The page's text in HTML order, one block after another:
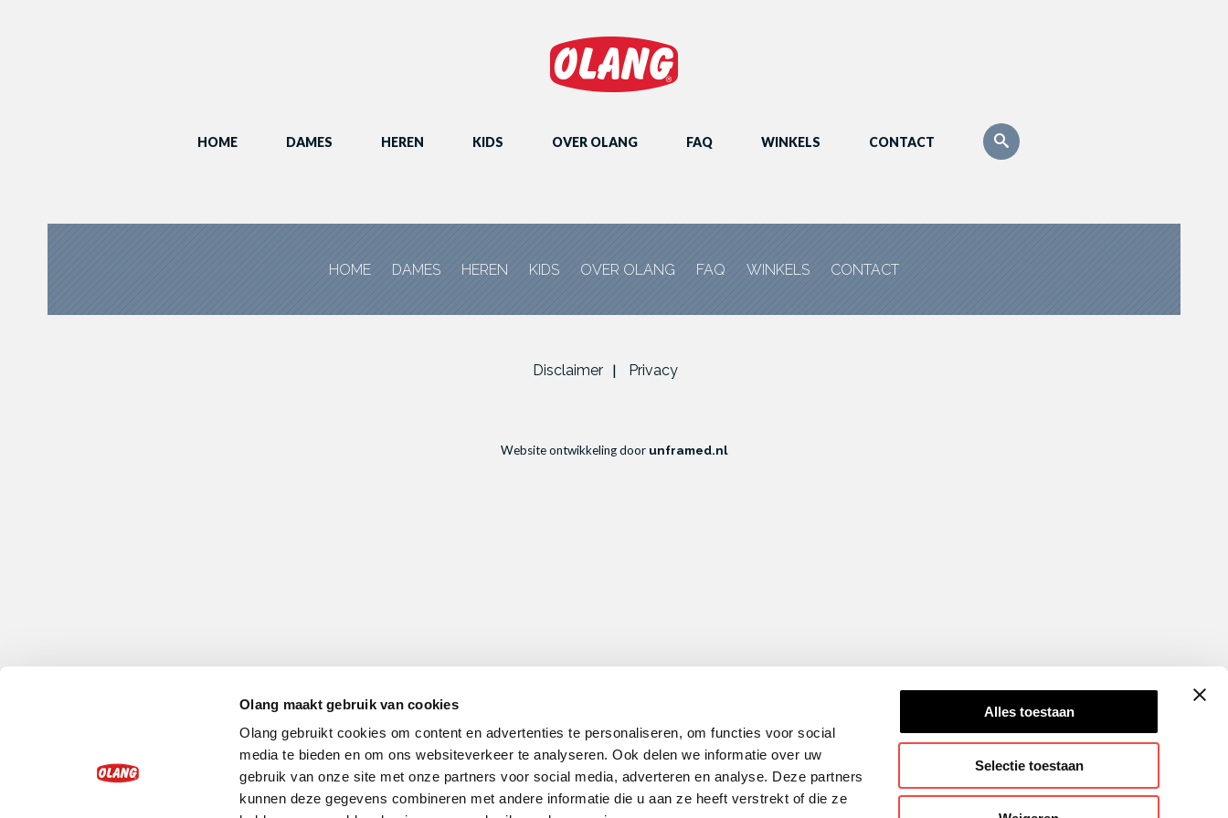
Olang maakt gebruik van cookies
Olang gebruikt cookies om content en advertenties te personaliseren, om functies voor social
media te bieden en om ons websiteverkeer te analyseren. Ook delen we informatie over uw
gebruik van onze site met onze partners voor social media, adverteren en analyse. Deze partners
kunnen deze gegevens combineren met andere informatie die u aan ze heeft verstrekt of die ze
Alles toestaan
Selectie toestaan
HOME DAMES HEREN KIDS OVER OLANG FAQ WINKELS CONTACT
HOME DAMES HEREN KIDS OVER OLANG FAQ WINKELS CONTACT
Disclaimer Privacy
Website ontwikkeling door unframed.nl